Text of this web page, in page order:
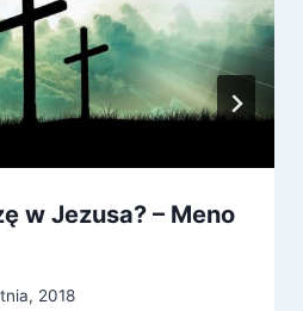
w Jezusa? – Meno
2018